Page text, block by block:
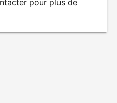
pour plus de